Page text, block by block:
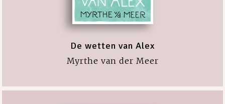
De wetten van Alex
Myrthe van der Meer